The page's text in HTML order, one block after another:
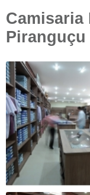
Camisaria
Piranguçu